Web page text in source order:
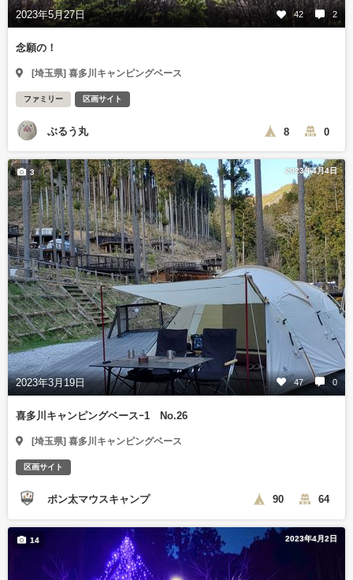
2023年5月27日 42 2
念願の！
[埼玉県] 喜多川キャンピングベース
ファミリー 区画サイト
ぶるう丸 8 0
2023年4月4日
2023年3月19日 47 0
3
喜多川キャンピングベースｰ1 No.26
[埼玉県] 喜多川キャンピングベース
区画サイト
ポン太マウスキャンプ 90 64
2023年4月2日
14